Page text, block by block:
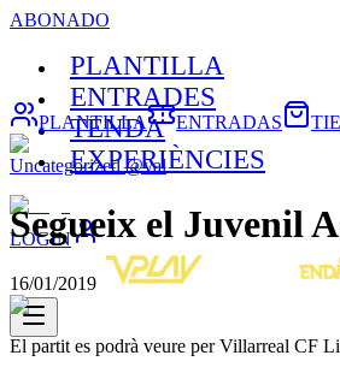
ABONADO
PLANTILLA
ENTRADES
TENDA
EXPERIÈNCIES
LOGIN
PLANTILLA ENTRADAS
Uncategorized @val
Segueix el Juvenil
16/01/2019
El partit es podrà veure per Villarreal CF